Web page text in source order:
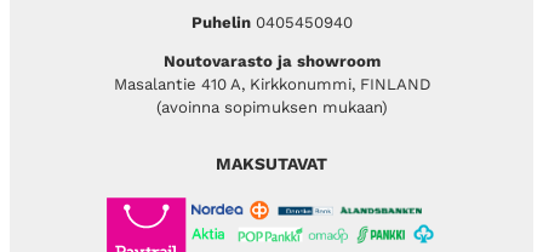
Puhelin 0405450940
Noutovarasto ja showroom
Masalantie 410 A, Kirkkonummi, FINLAND
(avoinna sopimuksen mukaan)
MAKSUTAVAT